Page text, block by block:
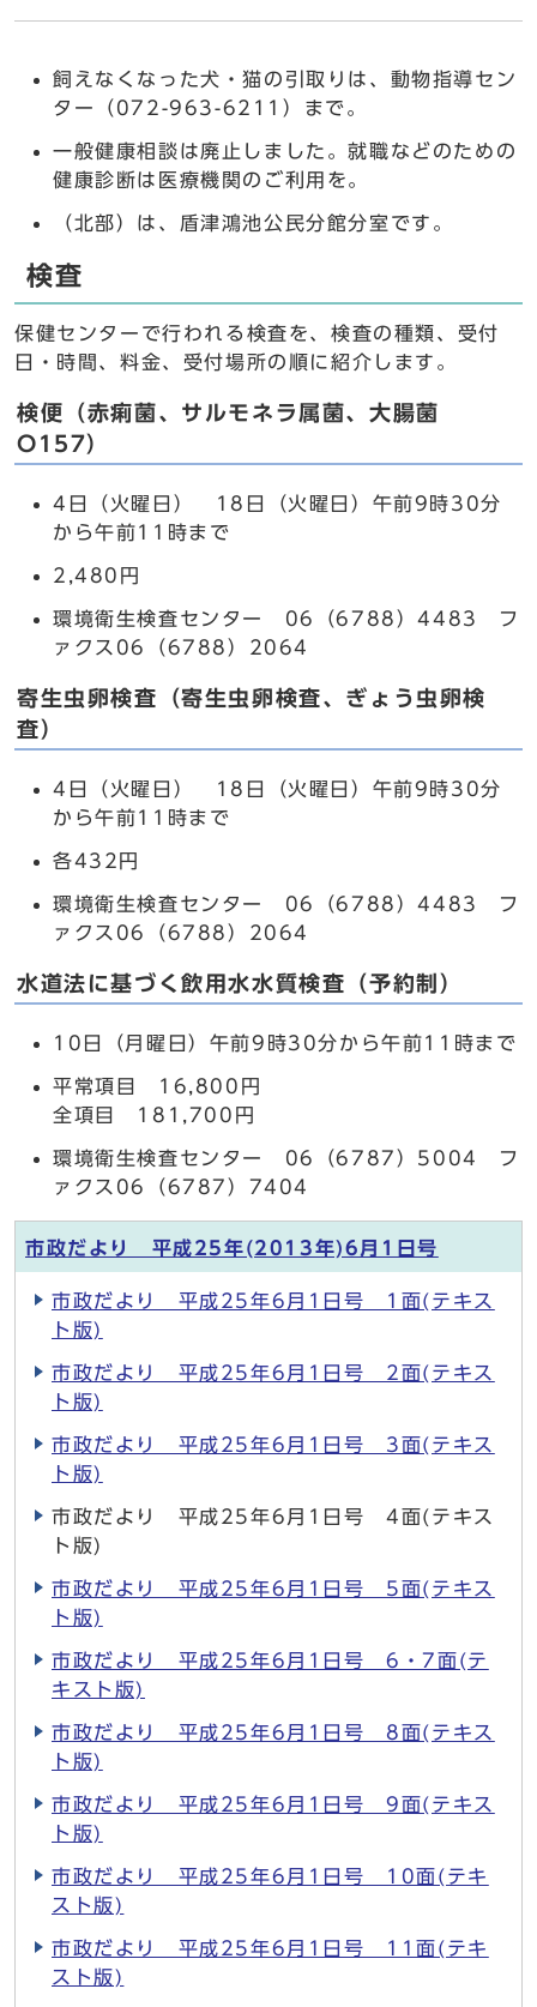
飼えなくなった犬・猫の引取りは、動物指導セン
ター（072-963-6211）まで。
一般健康相談は廃止しました。就職などのための
健康診断は医療機関のご利用を。
（北部）は、盾津鴻池公民分館分室です。
検査
保健センターで行われる検査を、検査の種類、受付
日・時間、料金、受付場所の順に紹介します。
検便（赤痢菌、サルモネラ属菌、大腸菌
O157）
4日（火曜日） 18日（火曜日）午前9時30分
から午前11時まで
2,480円
環境衛生検査センター 06（6788）4483 フ
ァクス06（6788）2064
寄生虫卵検査（寄生虫卵検査、ぎょう虫卵検
査）
4日（火曜日） 18日（火曜日）午前9時30分
から午前11時まで
各432円
環境衛生検査センター 06（6788）4483 フ
ァクス06（6788）2064
水道法に基づく飲用水水質検査（予約制）
10日（月曜日）午前9時30分から午前11時まで
平常項目 16,800円
全項目 181,700円
環境衛生検査センター 06（6787）5004 フ
ァクス06（6787）7404
市政だより 平成25年(2013年)6月1日号
市政だより 平成25年6月1日号 1面(テキス
ト版)
市政だより 平成25年6月1日号 2面(テキス
ト版)
市政だより 平成25年6月1日号 3面(テキス
ト版)
市政だより 平成25年6月1日号 4面(テキス
ト版)
市政だより 平成25年6月1日号 5面(テキス
ト版)
市政だより 平成25年6月1日号 6・7面(テ
キスト版)
市政だより 平成25年6月1日号 8面(テキス
ト版)
市政だより 平成25年6月1日号 9面(テキス
ト版)
市政だより 平成25年6月1日号 10面(テキ
スト版)
市政だより 平成25年6月1日号 11面(テキ
スト版)